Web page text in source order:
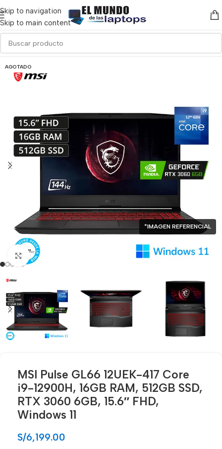
Skip to navigation
Skip to main content
AGOTADO
Click para agrandar
*IMAGEN REFERENCIAL
MSI Pulse GL66 12UEK-417 Core
i9-12900H, 16GB RAM, 512GB SSD,
RTX 3060 6GB, 15.6″ FHD,
Windows 11
S/6,199.00